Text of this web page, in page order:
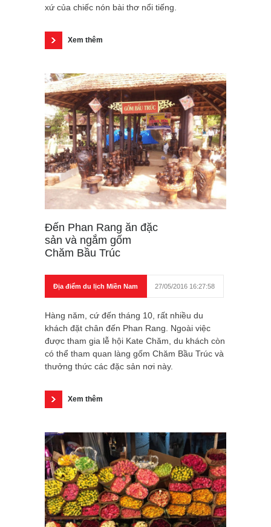
xứ của chiếc nón bài thơ nổi tiếng.
Xem thêm
Đến Phan Rang ăn đặc
sản và ngắm gốm
Chăm Bầu Trúc
Địa điểm du lịch Miền Nam 27/05/2016 16:27:58
Hàng năm, cứ đến tháng 10, rất nhiều du
khách đặt chân đến Phan Rang. Ngoài việc
được tham gia lễ hội Kate Chăm, du khách còn
có thể tham quan làng gốm Chăm Bầu Trúc và
thưởng thức các đặc sản nơi này.
Xem thêm